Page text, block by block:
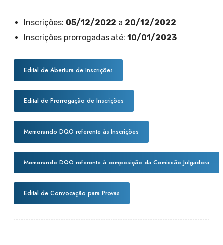
Inscrições: 05/12/2022 a 20/12/2022
Inscrições prorrogadas até: 10/01/2023
Edital de Abertura de Inscrições
Edital de Prorrogação de Inscrições
Memorando DQO referente às Inscrições
Memorando DQO referente à composição da Comissão Julgadora
Edital de Convocação para Provas